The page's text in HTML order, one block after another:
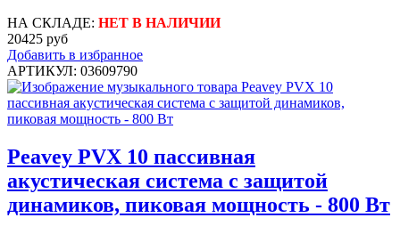
НА СКЛАДЕ: НЕТ В НАЛИЧИИ
20425 руб
Добавить в избранное
АРТИКУЛ: 03609790
Peavey PVX 10 пассивная
акустическая система с защитой
динамиков, пиковая мощность - 800 Вт